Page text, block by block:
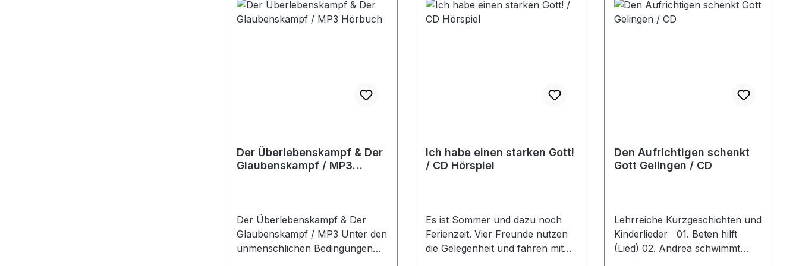
erzählen, wer er wirklich ist und
woher er kommt. Was er erzählt,
der Liebe 16. Jubelklänge,
Festgesänge 17. Das ist der Tag
Der Überlebenskampf & Der
Glaubenskampf / MP3
Der Überlebenskampf & Der
Glaubenskampf / MP3 Unter den
unmenschlichen Bedingungen
Ich habe einen starken Gott!
/ CD Hörspiel
Es ist Sommer und dazu noch
Ferienzeit. Vier Freunde nutzen
die Gelegenheit und fahren mit
Den Aufrichtigen schenkt
Gott Gelingen / CD
Lehrreiche Kurzgeschichten und
Kinderlieder 01. Beten hilft
(Lied) 02. Andrea schwimmt